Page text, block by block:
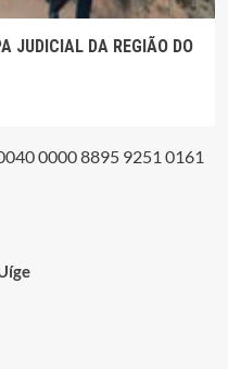
JUDICIAL DA REGIÃO DO
0000 8895 9251 0161